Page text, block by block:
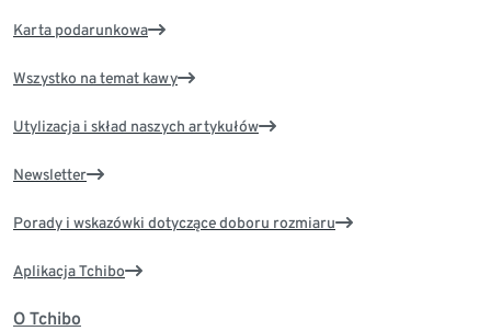
Karta podarunkowa
Wszystko na temat kawy
Utylizacja i skład naszych artykułów
Newsletter
Porady i wskazówki dotyczące doboru rozmiaru
Aplikacja Tchibo
O Tchibo